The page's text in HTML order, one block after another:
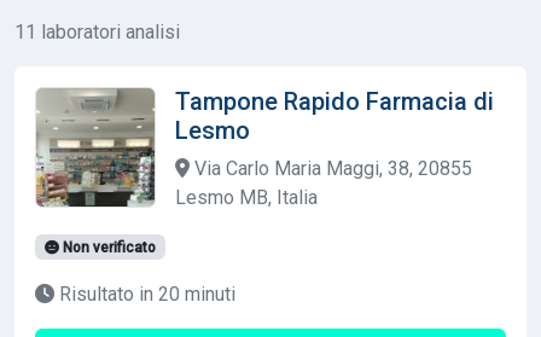
11 laboratori analisi
Tampone Rapido Farmacia di
Lesmo
Via Carlo Maria Maggi, 38, 20855
Lesmo MB, Italia
Non verificato
Risultato in 20 minuti